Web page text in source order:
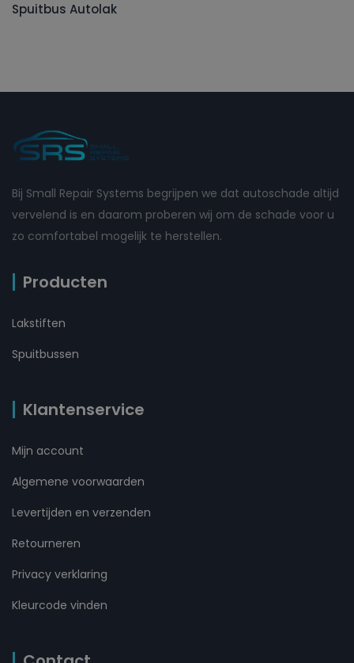
Spuitbus Autolak
Bij Small Repair Systems begrijpen we dat autoschade altijd
vervelend is en daarom proberen wij om de schade voor u
zo comfortabel mogelijk te herstellen.
Producten
Lakstiften
Spuitbussen
Klantenservice
Mijn account
Algemene voorwaarden
Levertijden en verzenden
Retourneren
Privacy verklaring
Kleurcode vinden